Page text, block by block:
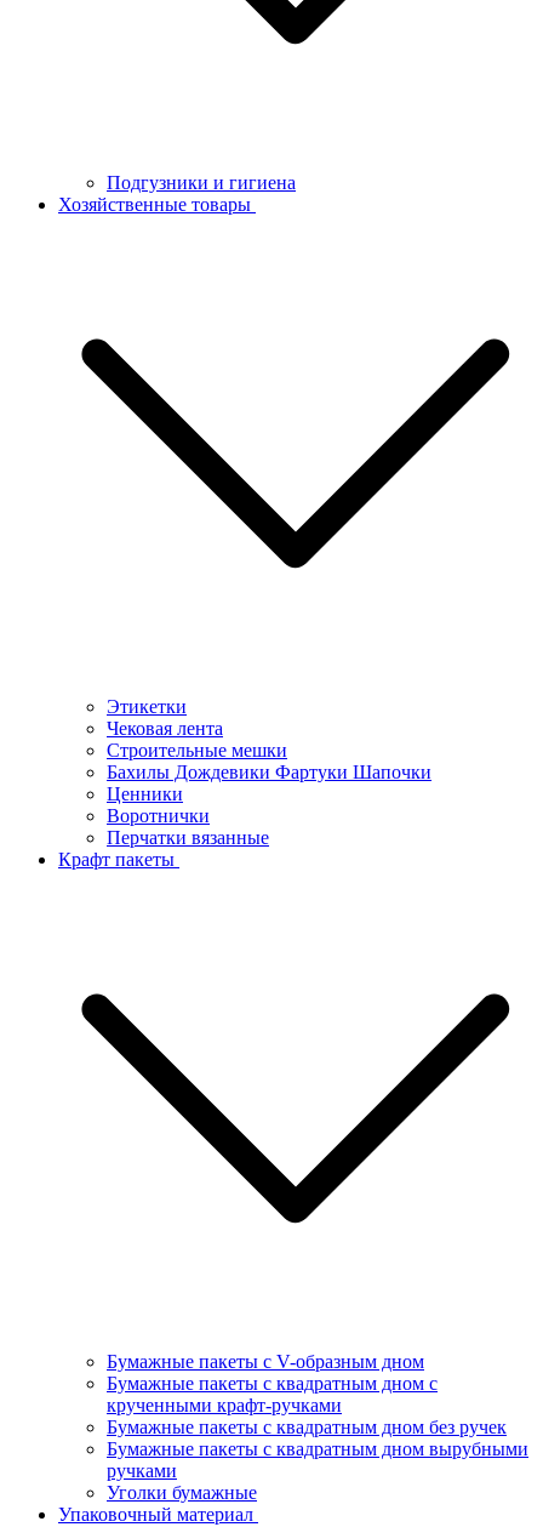
Подгузники и гигиена
Хозяйственные товары
Этикетки
Чековая лента
Строительные мешки
Бахилы Дождевики Фартуки Шапочки
Ценники
Воротнички
Перчатки вязанные
Крафт пакеты
Бумажные пакеты с V-образным дном
Бумажные пакеты с квадратным дном с
крученными крафт-ручками
Бумажные пакеты с квадратным дном без ручек
Бумажные пакеты с квадратным дном вырубными
ручками
Уголки бумажные
Упаковочный материал